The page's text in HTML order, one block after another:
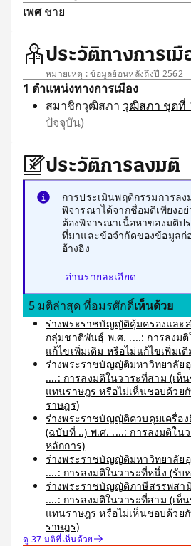
เพศชาย
ประวัติทางการเมื
หมายเหตุ : ข้อมูลย้อนหลังถึงปี 2562
1 ตำแหน่งทางการเมือง
สมาชิกวุฒิสภา วุฒิสภา ชุดที่
ปัจจุบัน)
ประวัติการลงมติ
การประเมินพฤติกรรมการล
พิจารณาได้จากชื่อมติเพียงอย่
ต้องพิจารณาเนื้อหาของมติป
ที่มาและข้อจำกัดของข้อมูลก่
อ้างอิง
อ่านรายละเอียด
5 มติล่าสุด ที่อมรศักดิ์เห็นด้วย
ร่างพระราชบัญญัติคุ้มครองและ
กลุ่มชาติพันธุ์ พ.ศ. ....: การลงม
แก้ไขเพิ่มเติม หรือไม่แก้ไขเพิ่มเติ
ร่างพระราชบัญญัติมหาวิทยาลัย
....: การลงมติในวาระที่สาม (เห็
แทนราษฎร หรือไม่เห็นชอบด้วย
ราษฎร)
ร่างพระราชบัญญัติควบคุมเครื่อ
(ฉบับที่ ..) พ.ศ. ....: การลงมติใน
หลักการ)
ร่างพระราชบัญญัติมหาวิทยาลัย
....: การลงมติในวาระที่หนึ่ง (รับ
ร่างพระราชบัญญัติภาษีสรรพสา
....: การลงมติในวาระที่สาม (เห็
แทนราษฎร หรือไม่เห็นชอบด้วย
ราษฎร)
ดู 37 มติที่เห็นด้วย